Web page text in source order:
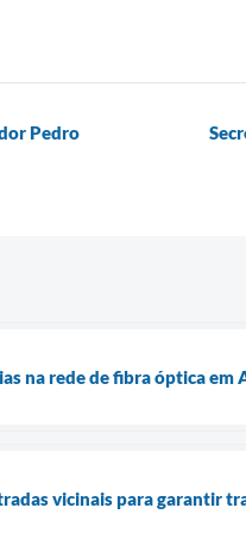
Pedro
na rede de fibra óptica em
vicinais para garantir